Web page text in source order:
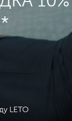
LETO